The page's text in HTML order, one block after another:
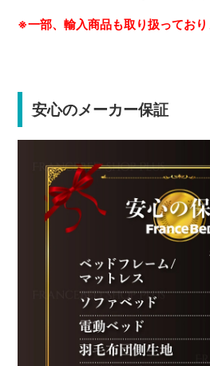
※一部、輸入商品も取り扱っており
安心のメーカー保証